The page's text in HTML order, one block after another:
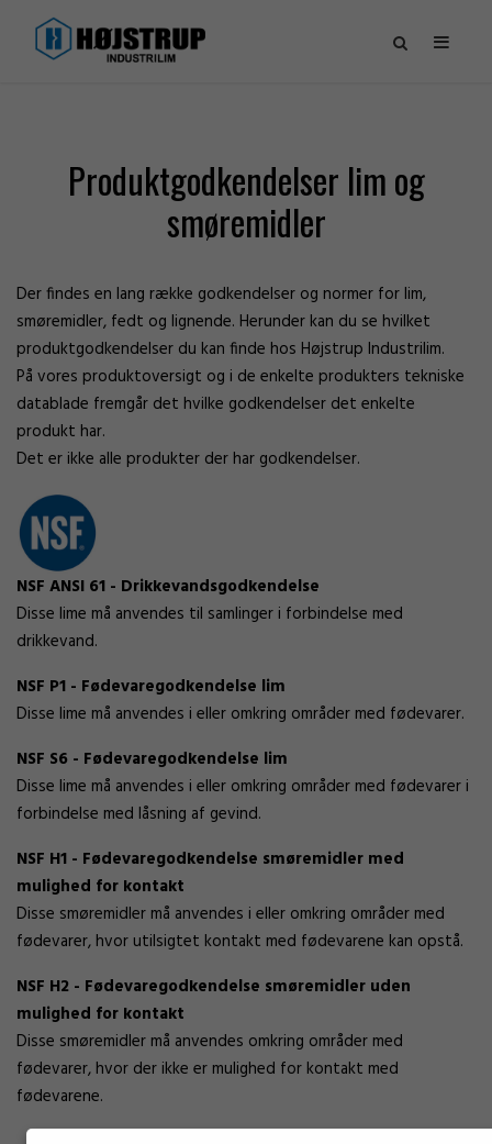
Produktgodkendelser lim og
smøremidler
Der findes en lang række godkendelser og normer for lim,
smøremidler, fedt og lignende. Herunder kan du se hvilket
produktgodkendelser du kan finde hos Højstrup Industrilim.
På vores produktoversigt og i de enkelte produkters tekniske
datablade fremgår det hvilke godkendelser det enkelte
produkt har.
Det er ikke alle produkter der har godkendelser.
NSF ANSI 61 - Drikkevandsgodkendelse
Disse lime må anvendes til samlinger i forbindelse med
drikkevand.
NSF P1 - Fødevaregodkendelse lim
Disse lime må anvendes i eller omkring områder med fødevarer.
NSF S6 - Fødevaregodkendelse lim
Disse lime må anvendes i eller omkring områder med fødevarer i
forbindelse med låsning af gevind.
NSF H1 - Fødevaregodkendelse smøremidler med
mulighed for kontakt
Disse smøremidler må anvendes i eller omkring områder med
fødevarer, hvor utilsigtet kontakt med fødevarene kan opstå.
NSF H2 - Fødevaregodkendelse smøremidler uden
mulighed for kontakt
Disse smøremidler må anvendes omkring områder med
fødevarer, hvor der ikke er mulighed for kontakt med
fødevarene.